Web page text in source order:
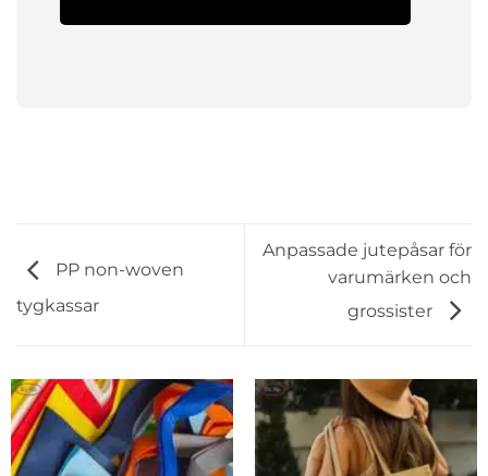
PP non-woven
tygkassar
Anpassade jutepåsar för
varumärken och
grossister